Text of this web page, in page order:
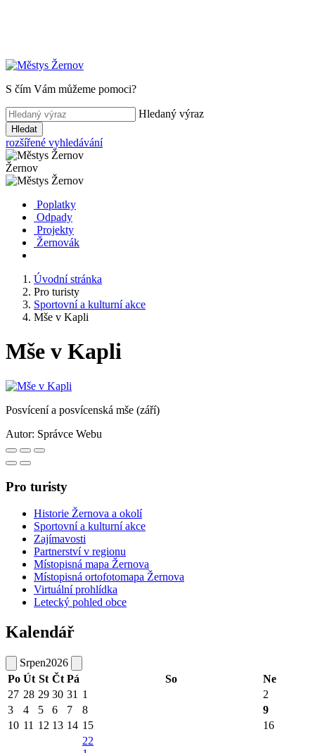
S čím Vám můžeme pomoci?
Hledaný výraz
Hledat
rozšířené vyhledávání
Žernov
Poplatky
Odpady
Projekty
Žernovák
Úvodní stránka
Pro turisty
Sportovní a kulturní akce
Mše v Kapli
Mše v Kapli
Posvícení a posvícenská mše (září)
Autor: Správce Webu
Pro turisty
Historie Žernova a okolí
Sportovní a kulturní akce
Zajímavosti
Partnerství v regionu
Místopisná mapa Žernova
Místopisná ortofotomapa Žernova
Virtuální prohlídka
Letecký pohled obce
Kalendář
Srpen2026
Po Út St Čt Pá So
Ne
27 28 29 30 31 1
2
3
4 5 6 7 8
9
10 11 12 13 14 15
16
22